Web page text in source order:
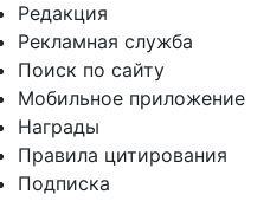
Редакция
Рекламная служба
Поиск по сайту
Мобильное приложение
Награды
Правила цитирования
Подписка